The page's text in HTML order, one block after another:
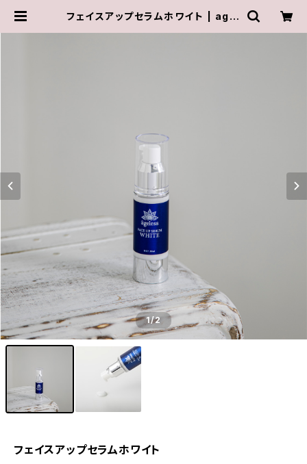
フェイスアップセラムホワイト | agel
1/2
フェイスアップセラムホワイト